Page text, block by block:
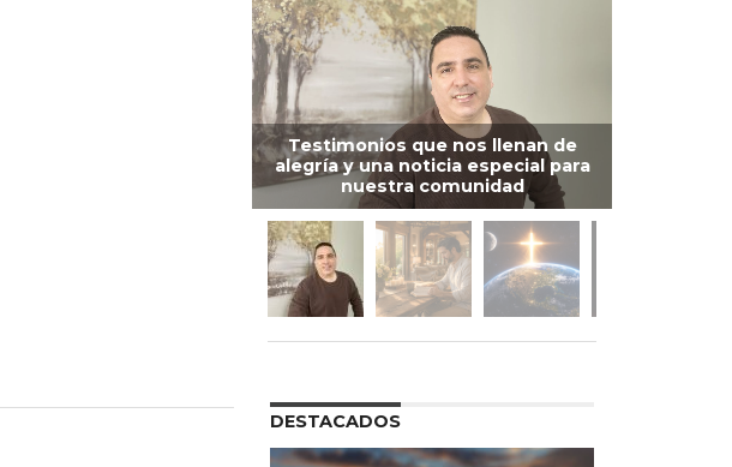
Testimonios que nos llenan de
alegría y una noticia especial para
nuestra comunidad
DESTACADOS